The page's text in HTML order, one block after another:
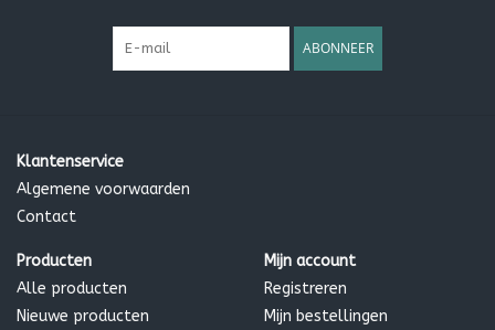
olie, * Simmondsia chinensis (jojoba) olie, * Theobroma cacao
* biologisch & koudgeperst ‡ wild geoogst
ABONNEER
Klantenservice
Algemene voorwaarden
Contact
Producten
Alle producten
Nieuwe producten
Mijn account
Registreren
Mijn bestellingen